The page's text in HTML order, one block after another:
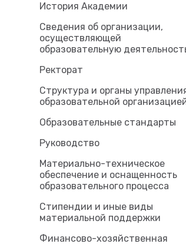
История Академии
Сведения об организации,
осуществляющей
образовательную
Ректорат
Структура и органы
образовательной
Образовательные стандарты
Руководство
Материально-техническое
обеспечение и оснащенность
образовательного процесса
Стипендии и иные виды
материальной поддержки
Финансово-хозяйственная